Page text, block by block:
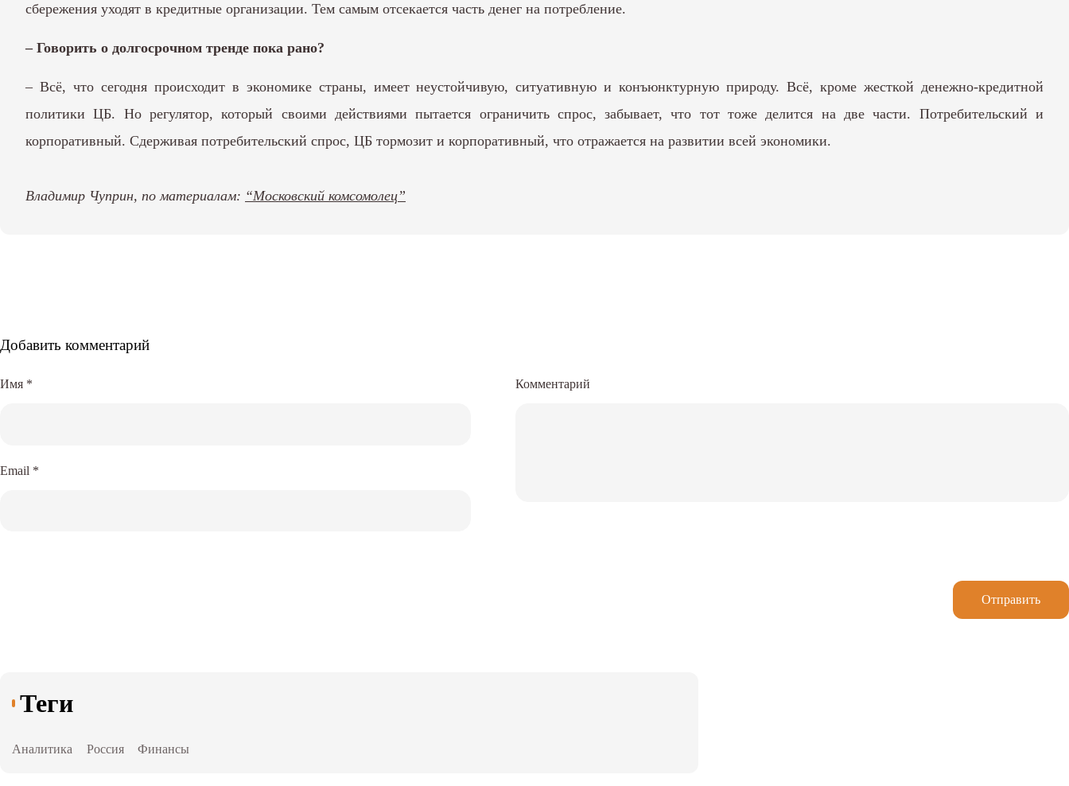
сбережения уходят в кредитные организации. Тем самым отсекается часть денег на потребление.
– Говорить о долгосрочном тренде пока рано?
– Всё, что сегодня происходит в экономике страны, имеет неустойчивую, ситуативную и конъюнктурную природу. Всё, кроме жесткой денежно-кредитной
политики ЦБ. Но регулятор, который своими действиями пытается ограничить спрос, забывает, что тот тоже делится на две части. Потребительский и
корпоративный. Сдерживая потребительский спрос, ЦБ тормозит и корпоративный, что отражается на развитии всей экономики.
Владимир Чуприн, по материалам: “Московский комсомолец”
Добавить комментарий
Комментарий
Имя *
Email *
Отправить
Теги
Аналитика Россия Финансы